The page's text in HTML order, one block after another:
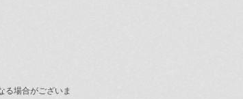
る場合がございま